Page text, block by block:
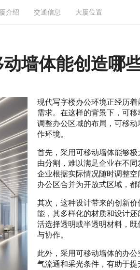
介绍 交通信息 大厦位置
墙体能创造哪
现代写字楼办公环境正经历
需求。在这样的背景下，可
调整办公区域的布局，可移
作环境。
首先，采用可移动墙体能够
由分割，难以满足企业在不
企业根据实际情况随时调整
办公区合并为开放式区域，都
其次，这种设计带来的创新
能，其多样化的材质和设计
活选择透明或半透明材料，
与协作。
此外，采用可移动墙体的办
气流通和采光条件，有助于